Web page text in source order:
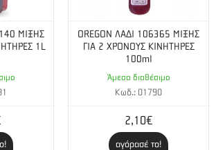
στο 133% της μέγιστης ισχύος
ΜΙΞΗΣ
1L
OREGON ΛΑΔΙ 106365 ΜΙΞΗΣ
ΓΙΑ 2 ΧΡΟΝΟΥΣ ΚΙΝΗΤΗΡΕΣ
100ml
Άμεσα διαθέσιμο
Κωδ.: 01790
2,10€
αγόρασέ το!